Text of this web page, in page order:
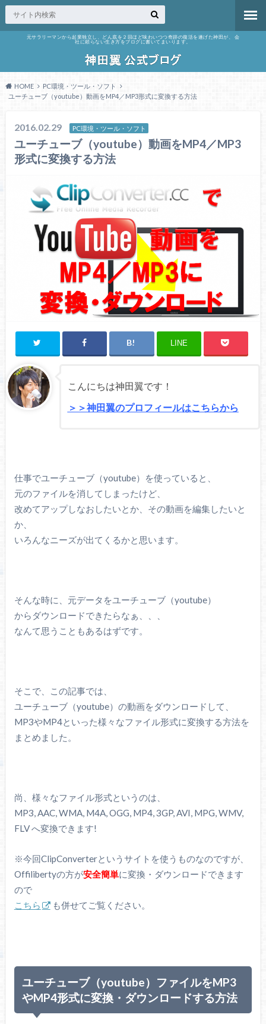
元サラリーマンから起業独立し、どん底を２回ほど味わいつつ奇跡の復活を遂げた神田が、 会
社に頼らない生き方をブログに書いてまいります。
HOME
PC環境・ツール・ソフト
ユーチューブ（youtube）動画をMP4／MP3形式に変換する方法
2016.02.29 PC環境・ツール・ソフト
ユーチューブ（youtube）動画をMP4／MP3
形式に変換する方法
LINE
こんにちは神田翼です！
＞＞神田翼のプロフィールはこちらから
仕事でユーチューブ（youtube）を使っていると、
元のファイルを消してしまったけど、
改めてアップしなおしたいとか、その動画を編集したいと
か、
いろんなニーズが出てくるかと思います。
そんな時に、元データをユーチューブ（youtube）
からダウンロードできたらなぁ、、、
なんて思うこともあるはずです。
そこで、この記事では、
ユーチューブ（youtube）の動画をダウンロードして、
MP3やMP4といった様々なファイル形式に変換する方法を
まとめました。
尚、様々なファイル形式というのは、
MP3, AAC, WMA, M4A, OGG, MP4, 3GP, AVI, MPG, WMV,
FLV へ変換できます!
※今回ClipConverterというサイトを使うものなのですが、
Offilibertyの方が安全簡単に変換・ダウンロードできます
ので
こちら
も併せてご覧ください。
ユーチューブ（youtube）ファイルをMP3
やMP4形式に変換・ダウンロードする方法